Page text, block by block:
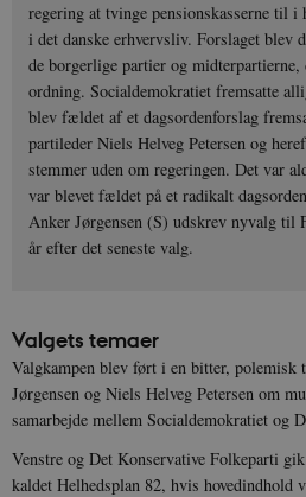
regering at tvinge pensionskasserne til i
i det danske erhvervsliv. Forslaget blev
de borgerlige partier og
ordning. Socialdemokratiet fremsatte
blev fældet af et dagsordenforslag
partileder Niels Helveg Petersen og
stemmer uden om regeringen. Det var
var blevet fældet på et radikalt
Anker Jørgensen (S) udskrev nyvalg til
år efter det seneste valg.
Valgets temaer
Valgkampen blev ført i en bitter,
Jørgensen og Niels Helveg Petersen om
samarbejde mellem Socialdemokratiet og
Venstre og Det Konservative Folkeparti
kaldet Helhedsplan 82, hvis hovedindhold